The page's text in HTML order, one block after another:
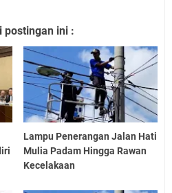
postingan ini :
Lampu Penerangan Jalan Hati
Mulia Padam Hingga Rawan
Kecelakaan